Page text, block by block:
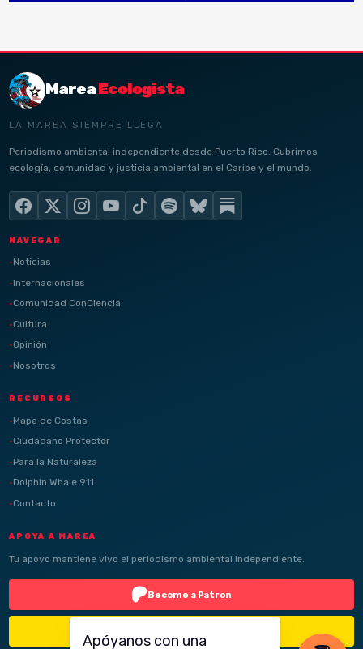
MareaEcologista
LA MAREA SIEMPRE LLEGA
Periodismo ambiental independiente desde Puerto Rico. Cubrimos
ecología, comunidad y justicia ambiental en el Caribe y el mundo.
NAVEGAR
Noticias
Internacionales
Comunidad ConCiencia
Cultura
Opinión
Nosotros
RECURSOS
Mapa de Costas
Ciudadano Protector
Para la Naturaleza
Dolphin Whale 911
Contacto
APOYA A MAREA
Tu apoyo mantiene vivo el periodismo ambiental independiente.
Become a Patron
Apóyanos con una